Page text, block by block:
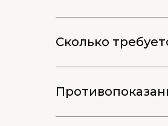
Сколько